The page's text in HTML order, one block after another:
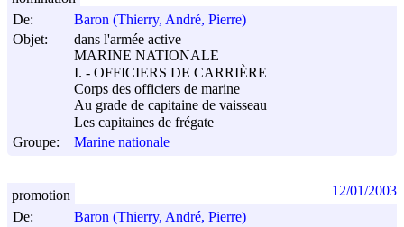
De:
Baron (Thierry, André, Pierre)
Objet:
dans l'armée active
MARINE NATIONALE
I. - OFFICIERS DE CARRIÈRE
Corps des officiers de marine
Au grade de capitaine de vaisseau
Les capitaines de frégate
Groupe:
Marine nationale
De:
Baron (Thierry, André, Pierre)
promotion 12/01/2003